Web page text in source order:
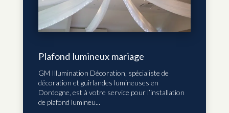
Plafond lumineux mariage
GM Illumination Décoration, spécialiste de
décoration et guirlandes lumineuses en
Dordogne, est à votre service pour l’installation
de plafond lumineu...